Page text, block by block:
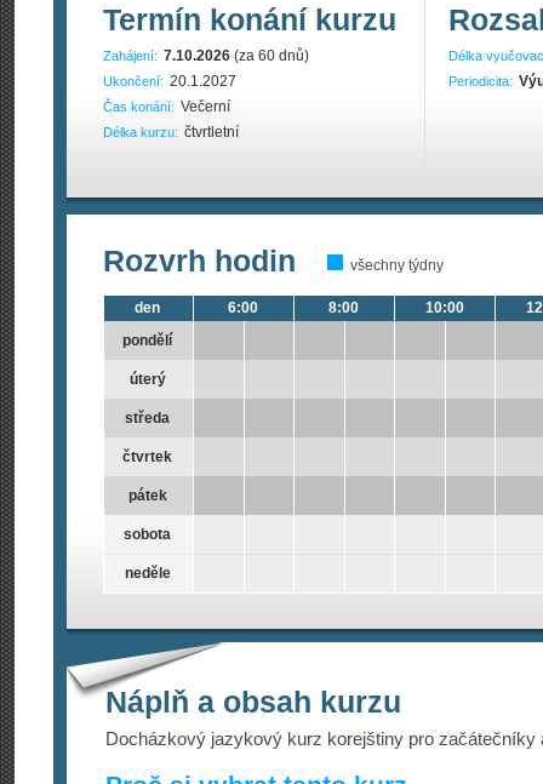
Termín konání kurzu
Zahájení: 7.10.2026 (za 60 dnů)
Ukončení: 20.1.2027
Čas konání: Večerní
Délka kurzu: čtvrtletní
Délka
Periodicita:
Rozvrh hodin všechny týdny
den
pondělí
úterý
středa
čtvrtek
pátek
sobota
neděle
6:00 8:00 10:00
Náplň a obsah kurzu
Docházkový jazykový kurz korejštiny pro začátečníky